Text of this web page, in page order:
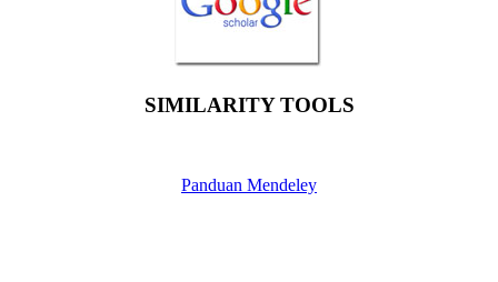
SIMILARITY TOOLS
Panduan Mendeley